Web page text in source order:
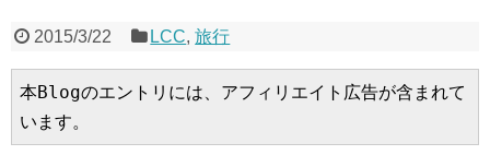
2015/3/22 LCC,旅行
本Blogのエントリには、アフィリエイト広告が含まれて
います。